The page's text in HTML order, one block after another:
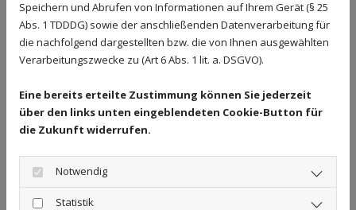
Hauschild Hygieneprodukte GmbH
Johanniter Hausnotruf
Sanitätshaus M. Fittje, Delmenhorst
DKD
- Palliativstation
- Krankenpflegeschule
Speichern und Abrufen von Informationen auf Ihrem Gerät (§ 25
Abs. 1 TDDDG) sowie der anschließenden Datenverarbeitung für
die nachfolgend dargestellten bzw. die von Ihnen ausgewählten
Verarbeitungszwecke zu (Art 6 Abs. 1 lit. a. DSGVO).
Eine bereits erteilte Zustimmung können Sie jederzeit
über den links unten eingeblendeten Cookie-Button für
die Zukunft widerrufen.
Notwendig
Statistik